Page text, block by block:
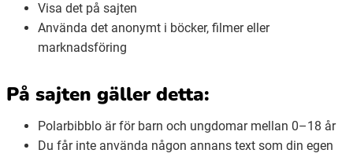
Visa det på sajten
Använda det anonymt i böcker, filmer eller
marknadsföring
På sajten gäller detta:
Polarbibblo är för barn och ungdomar mellan 0–18 år
Du får inte använda någon annans text som din egen